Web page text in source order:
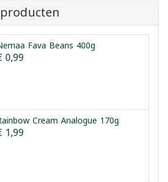
Fava Beans 400g
0,99
Cream Analogue 170g
1,99